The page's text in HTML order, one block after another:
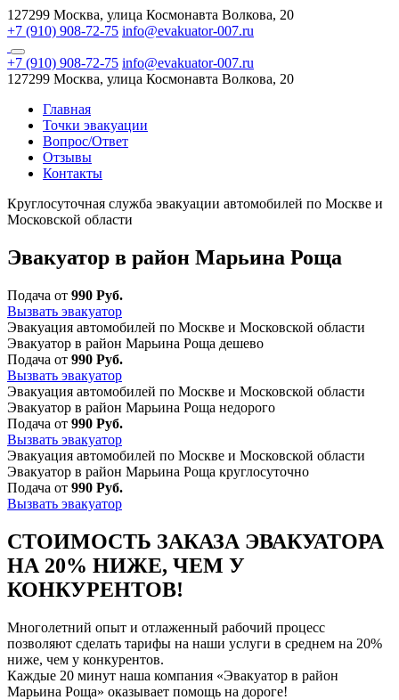
127299 Москва, улица Космонавта Волкова, 20
+7 (910) 908-72-75 info@evakuator-007.ru
+7 (910) 908-72-75 info@evakuator-007.ru
127299 Москва, улица Космонавта Волкова, 20
Главная
Точки эвакуации
Вопрос/Ответ
Отзывы
Контакты
Круглосуточная служба эвакуации автомобилей по Москве и
Московской области
Эвакуатор в район Марьина Роща
Подача от 990 Руб.
Вызвать эвакуатор
Эвакуация автомобилей по Москве и Московской области
Эвакуатор в район Марьина Роща дешево
Подача от 990 Руб.
Вызвать эвакуатор
Эвакуация автомобилей по Москве и Московской области
Эвакуатор в район Марьина Роща недорого
Подача от 990 Руб.
Вызвать эвакуатор
Эвакуация автомобилей по Москве и Московской области
Эвакуатор в район Марьина Роща круглосуточно
Подача от 990 Руб.
Вызвать эвакуатор
СТОИМОСТЬ ЗАКАЗА ЭВАКУАТОРА
НА 20% НИЖЕ, ЧЕМ У
КОНКУРЕНТОВ!
Многолетний опыт и отлаженный рабочий процесс
позволяют сделать тарифы на наши услуги в среднем на 20%
ниже, чем у конкурентов.
Каждые 20 минут наша компания «Эвакуатор в район
Марьина Роща» оказывает помощь на дороге!